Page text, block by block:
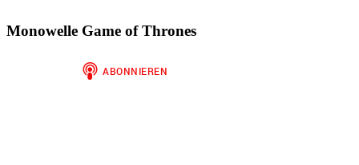
Monowelle Game of Thrones